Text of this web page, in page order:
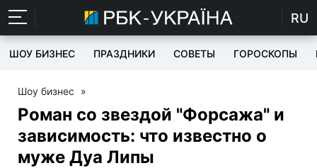
RU
ШОУ БИЗНЕС ПРАЗДНИКИ СОВЕТЫ ГОРОСКОПЫ
Шоу бизнес »
Роман со звездой "Форсажа" и
зависимость: что известно о
муже Дуа Липы